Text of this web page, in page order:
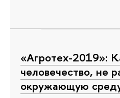
«Агротех-2019»:
человечество, не
окружающую